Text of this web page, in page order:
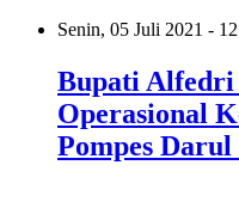
Senin, 05 Juli 2021 -
Bupati Alfedri
Operasional
Pompes